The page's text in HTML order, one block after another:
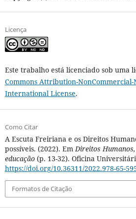
Licença
Este trabalho está licenciado sob uma
Commons Attribution-NonCommercial-
International License.
Como Citar
A Escuta Freiriana e os Direitos
possíveis. (2022). EmDireitos
educação(p. 13-32). Oficina
https://doi.org/10.36311/2022.978-65-
Formatos de Citação